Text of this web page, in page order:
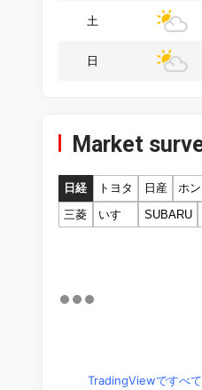
土
日
Market
日経 トヨタ 日産 ホ
三菱
いすゞ SUBARU
TradingViewですべ